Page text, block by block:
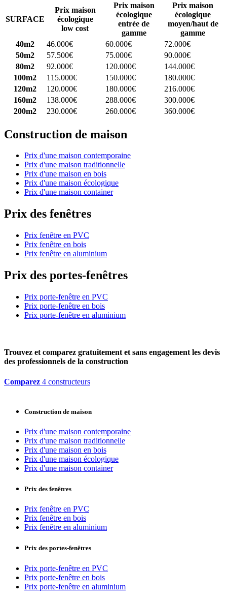
SURFACE
Prix maison
écologique
low cost
Prix maison
écologique
entrée de
gamme
Prix maison
écologique
moyen/haut de
gamme
40m2
46.000€ 60.000€
72.000€
50m2
57.500€ 75.000€
90.000€
80m2
92.000€ 120.000€
144.000€
100m2
115.000€ 150.000€
180.000€
120m2
120.000€ 180.000€
216.000€
160m2
138.000€ 288.000€
300.000€
200m2
230.000€ 260.000€ 360.000€
Construction de maison
Prix d'une maison contemporaine
Prix d'une maison traditionnelle
Prix d'une maison en bois
Prix d'une maison écologique
Prix d'une maison container
Prix des fenêtres
Prix fenêtre en PVC
Prix fenêtre en bois
Prix fenêtre en aluminium
Prix des portes-fenêtres
Prix porte-fenêtre en PVC
Prix porte-fenêtre en bois
Prix porte-fenêtre en aluminium
Trouvez et comparez gratuitement et sans engagement les devis
des professionnels de la construction
Comparez 4 constructeurs
Construction de maison
Prix d'une maison contemporaine
Prix d'une maison traditionnelle
Prix d'une maison en bois
Prix d'une maison écologique
Prix d'une maison container
Prix des fenêtres
Prix fenêtre en PVC
Prix fenêtre en bois
Prix fenêtre en aluminium
Prix des portes-fenêtres
Prix porte-fenêtre en PVC
Prix porte-fenêtre en bois
Prix porte-fenêtre en aluminium